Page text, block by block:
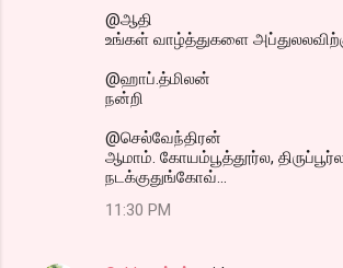
@ஆதி
உங்கள் வாழ்த்துகளை
@ஹாப்.த்மிலன்
நன்றி
@செல்வேந்திரன்
ஆமாம். கோயம்பூத்தூர்ல,
நடக்குதுங்கோவ்...
11:30 PM